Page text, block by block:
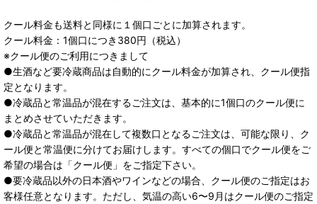
クール料金も送料と同様に１個口ごとに加算されます。
クール料金：1個口につき380円（税込）
※クール便のご利用につきまして
●生酒など要冷蔵商品は自動的にクール料金が加算され、クール便指
定となります。
●冷蔵品と常温品が混在するご注文は、基本的に1個口のクール便に
まとめさせていただきます。
●冷蔵品と常温品が混在して複数口となるご注文は、可能な限り、ク
ール便と常温便に分けてお届けします。すべての個口でクール便をご
希望の場合は「クール便」をご指定下さい。
●要冷蔵品以外の日本酒やワインなどの場合、クール便のご指定はお
客様任意となります。ただし、気温の高い6〜9月はクール便のご指定